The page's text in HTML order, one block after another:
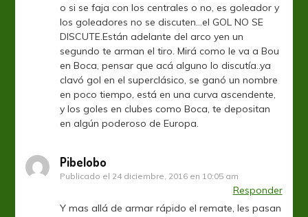
o si se faja con los centrales o no, es goleador y
los goleadores no se discuten…el GOL NO SE
DISCUTE.Están adelante del arco yen un
segundo te arman el tiro. Mirá como le va a Bou
en Boca, pensar que acá alguno lo discutía..ya
clavó gol en el superclásico, se ganó un nombre
en poco tiempo, está en una curva ascendente,
y los goles en clubes como Boca, te depositan
en algún poderoso de Europa.
Pibelobo
Publicado el 24 diciembre, 2016 en 10:05 am
Responder
Y mas allá de armar rápido el remate, les pasan